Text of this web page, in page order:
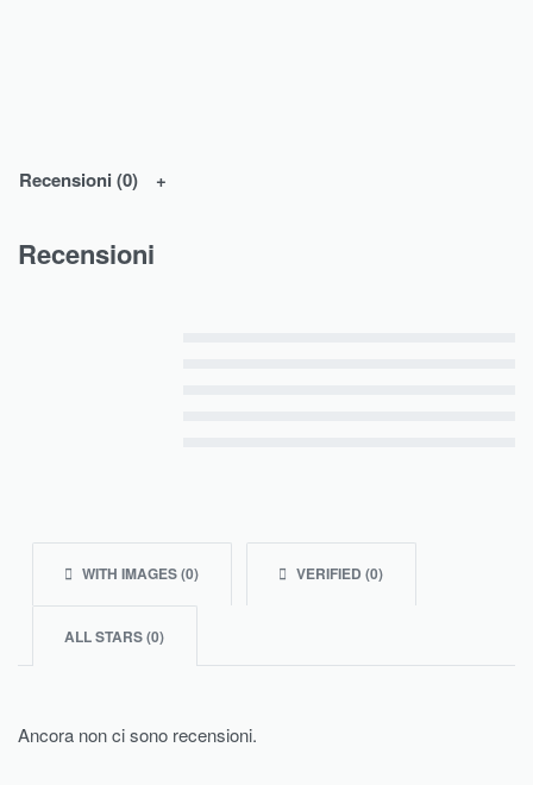
Recensioni (0)
Recensioni
WITH IMAGES (0) VERIFIED (0)
ALL STARS (0)
Ancora non ci sono recensioni.